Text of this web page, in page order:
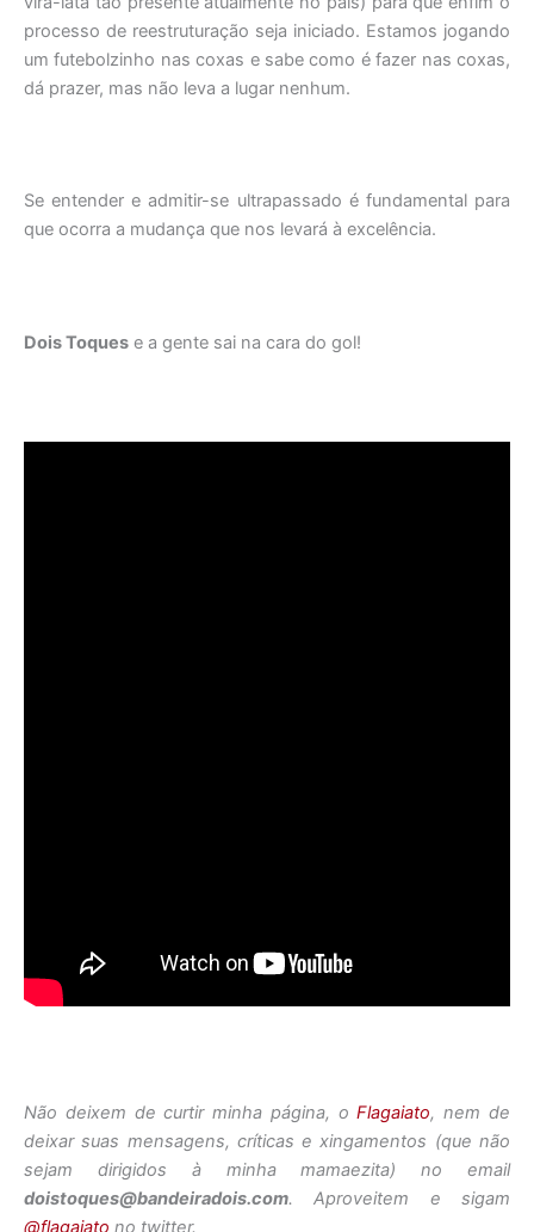
processo de reestruturação seja iniciado. Estamos jogando
um futebolzinho nas coxas e sabe como é fazer nas coxas,
dá prazer, mas não leva a lugar nenhum.
Se entender e admitir-se ultrapassado é fundamental para
que ocorra a mudança que nos levará à excelência.
Dois Toques e a gente sai na cara do gol!
Não deixem de curtir minha página, oFlagaiato, nem de
deixar suas mensagens, críticas e xingamentos (que não
sejam dirigidos à minha mamaezita) no email
doistoques@bandeiradois.com. Aproveitem e sigam